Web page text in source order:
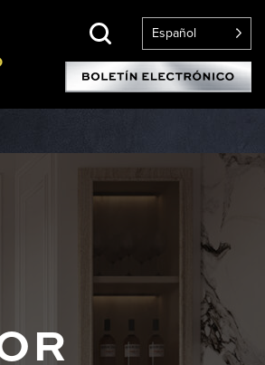
Español